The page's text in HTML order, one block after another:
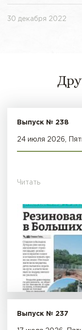
30 декабря 2022
Выпуск № 238
24 июля 2026,
Читать
Выпуск № 237